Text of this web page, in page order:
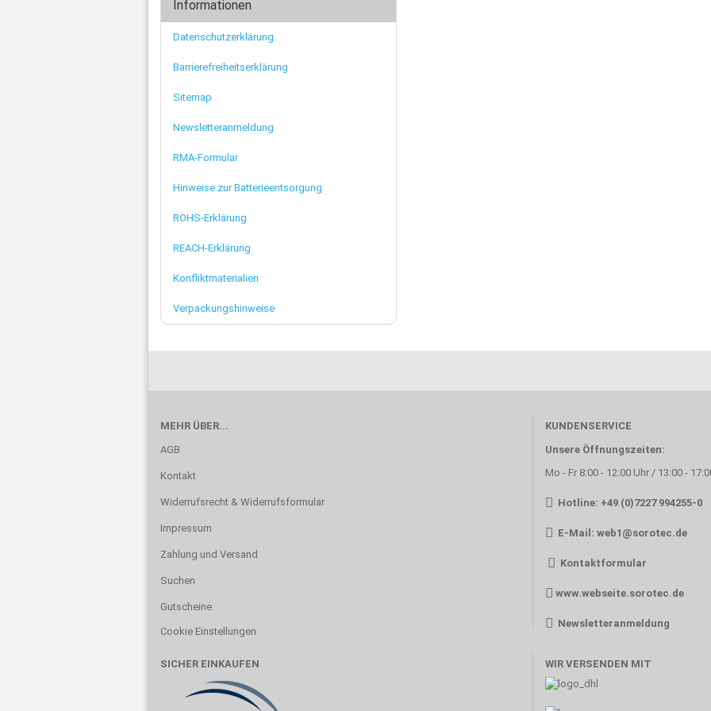
Informationen
Datenschutzerklärung
Barrierefreiheitserklärung
Sitemap
Newsletteranmeldung
RMA-Formular
Hinweise zur Batterieentsorgung
ROHS-Erklärung
REACH-Erklärung
Konfliktmaterialien
Verpackungshinweise
MEHR ÜBER...
AGB
Kontakt
Widerrufsrecht & Widerrufsformular
Impressum
Zahlung und Versand
Suchen
Gutscheine
Cookie Einstellungen
KUNDENSERVICE
Unsere Öffnungszeiten:
Mo - Fr 8:00 - 12:00 Uhr / 13:00 -
Hotline: +49 (0)7227 994255-0
E-Mail: web1@sorotec.de
Kontaktformular
www.webseite.sorotec.de
Newsletteranmeldung
SICHER EINKAUFEN WIR VERSENDEN MIT